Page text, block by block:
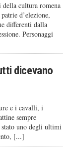
cultura romena
d’elezione,
differenti dalla
Personaggi
dicevano
e i cavalli, i
sempre
uno degli ultimi
[...]